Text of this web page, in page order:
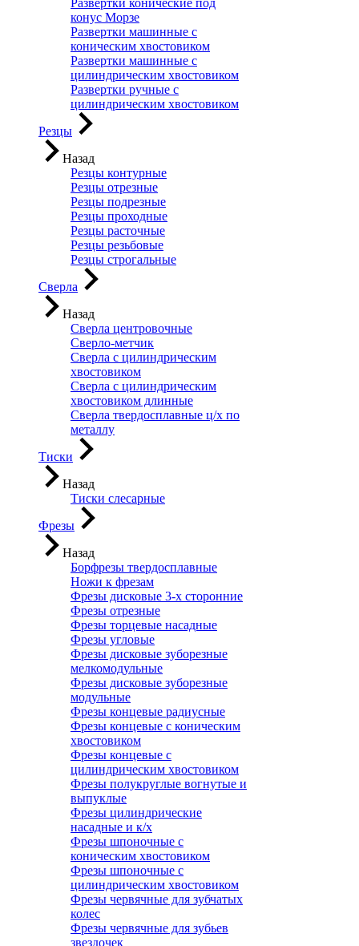
Развертки конические под
конус Морзе
Развертки машинные с
коническим хвостовиком
Развертки машинные с
цилиндрическим хвостовиком
Развертки ручные с
цилиндрическим хвостовиком
Резцы
Назад
Резцы контурные
Резцы отрезные
Резцы подрезные
Резцы проходные
Резцы расточные
Резцы резьбовые
Резцы строгальные
Сверла
Назад
Сверла центровочные
Сверло-метчик
Сверла с цилиндрическим
хвостовиком
Сверла с цилиндрическим
хвостовиком длинные
Сверла твердосплавные ц/х по
металлу
Тиски
Назад
Тиски слесарные
Фрезы
Назад
Борфрезы твердосплавные
Ножи к фрезам
Фрезы дисковые 3-х сторонние
Фрезы отрезные
Фрезы торцевые насадные
Фрезы угловые
Фрезы дисковые зуборезные
мелкомодульные
Фрезы дисковые зуборезные
модульные
Фрезы концевые радиусные
Фрезы концевые с коническим
хвостовиком
Фрезы концевые с
цилиндрическим хвостовиком
Фрезы полукруглые вогнутые и
выпуклые
Фрезы цилиндрические
насадные и к/х
Фрезы шпоночные с
коническим хвостовиком
Фрезы шпоночные с
цилиндрическим хвостовиком
Фрезы червячные для зубчатых
колес
Фрезы червячные для зубьев
звездочек